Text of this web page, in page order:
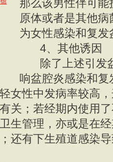
那么该男性伴可
原体或者是其他
为女性感染和复
4、其他诱因
除了上述引发
响盆腔炎感染和
女性中发病率较高
关；若经期内使用
生管理，亦或是在
还有下生殖道感染